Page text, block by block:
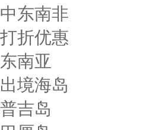
中东南非
打折优惠
东南亚
出境海岛
普吉岛